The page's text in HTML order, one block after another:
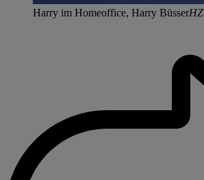
Harry im Homeoffice, Harry BüsserHZ